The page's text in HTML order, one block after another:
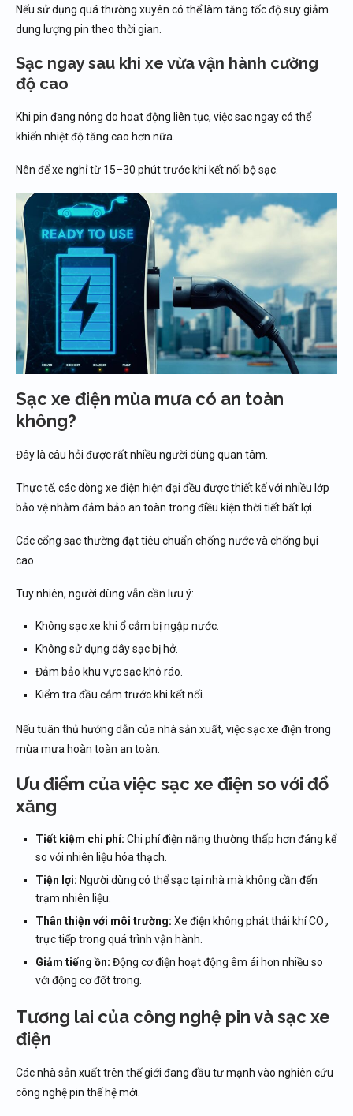
Nếu sử dụng quá thường xuyên có thể làm tăng tốc độ suy giảm
dung lượng pin theo thời gian.
Sạc ngay sau khi xe vừa vận hành cường
độ cao
Khi pin đang nóng do hoạt động liên tục, việc sạc ngay có thể
khiến nhiệt độ tăng cao hơn nữa.
Nên để xe nghỉ từ 15–30 phút trước khi kết nối bộ sạc.
Sạc xe điện mùa mưa có an toàn
không?
Đây là câu hỏi được rất nhiều người dùng quan tâm.
Thực tế, các dòng xe điện hiện đại đều được thiết kế với nhiều lớp
bảo vệ nhằm đảm bảo an toàn trong điều kiện thời tiết bất lợi.
Các cổng sạc thường đạt tiêu chuẩn chống nước và chống bụi
cao.
Tuy nhiên, người dùng vẫn cần lưu ý:
Không sạc xe khi ổ cắm bị ngập nước.
Không sử dụng dây sạc bị hở.
Đảm bảo khu vực sạc khô ráo.
Kiểm tra đầu cắm trước khi kết nối.
Nếu tuân thủ hướng dẫn của nhà sản xuất, việc sạc xe điện trong
mùa mưa hoàn toàn an toàn.
Ưu điểm của việc sạc xe điện so với đổ
xăng
Tiết kiệm chi phí: Chi phí điện năng thường thấp hơn đáng kể
so với nhiên liệu hóa thạch.
Tiện lợi: Người dùng có thể sạc tại nhà mà không cần đến
trạm nhiên liệu.
Thân thiện với môi trường: Xe điện không phát thải khí CO₂
trực tiếp trong quá trình vận hành.
Giảm tiếng ồn: Động cơ điện hoạt động êm ái hơn nhiều so
với động cơ đốt trong.
Tương lai của công nghệ pin và sạc xe
điện
Các nhà sản xuất trên thế giới đang đầu tư mạnh vào nghiên cứu
công nghệ pin thế hệ mới.